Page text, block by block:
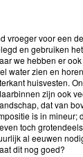
vroeger voor een
en gebruiken
we hebben er
water zien en
huisvesten.
zijn ook
dat van
is in mineur;
toch
al eeuwen
dit nog goed?